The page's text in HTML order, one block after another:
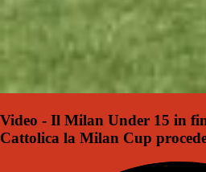
Video - Il Milan Under 15 in
Cattolica la Milan Cup